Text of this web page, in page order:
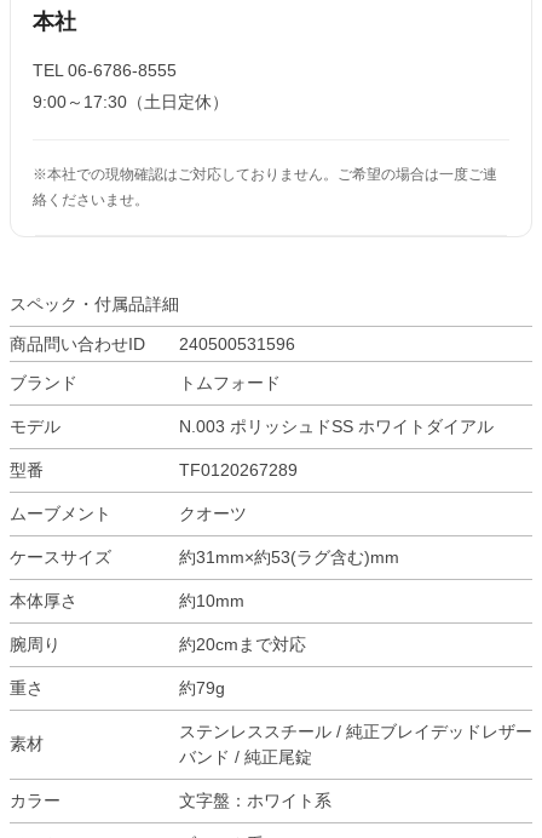
本社
TEL 06-6786-8555
9:00～17:30（土日定休）
※本社での現物確認はご対応しておりません。ご希望の場合は一度ご連
絡くださいませ。
スペック・付属品詳細
商品問い合わせID
240500531596
ブランド
トムフォード
モデル N.003 ポリッシュドSS ホワイトダイアル
型番 TF0120267289
ムーブメント クオーツ
ケースサイズ 約31mm×約53(ラグ含む)mm
本体厚さ 約10mm
腕周り 約20cmまで対応
重さ 約79g
素材
ステンレススチール / 純正ブレイデッドレザー
バンド / 純正尾錠
カラー 文字盤：ホワイト系